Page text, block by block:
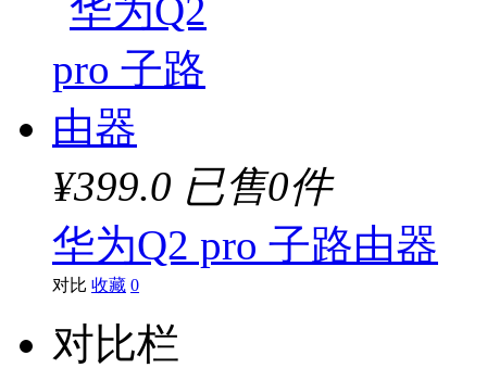
¥399.0 已售0件
华为Q2 pro 子路由器
对比 收藏 0
对比栏